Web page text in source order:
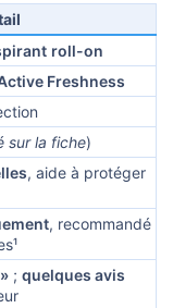
roll-on
Freshness
sur la fiche)
, aide à protéger
, recommandé
; quelques avis